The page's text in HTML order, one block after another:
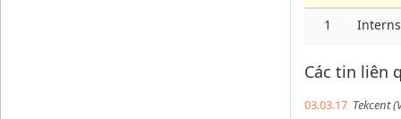
1
Các tin liên
03.03.17 Tekcent